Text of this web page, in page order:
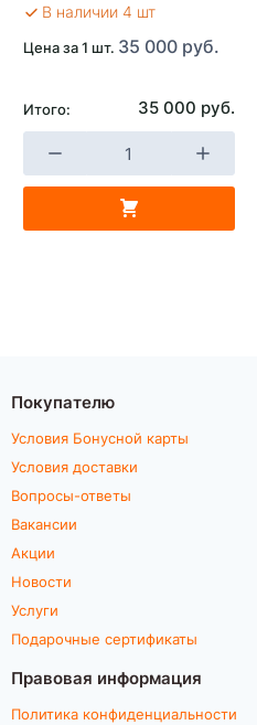
В наличии 4 шт
Цена за 1 шт. 35 000 руб.
Итого: 35 000 руб.
Покупателю
Условия Бонусной карты
Условия доставки
Вопросы-ответы
Вакансии
Акции
Новости
Услуги
Подарочные сертификаты
Правовая информация
Политика конфиденциальности